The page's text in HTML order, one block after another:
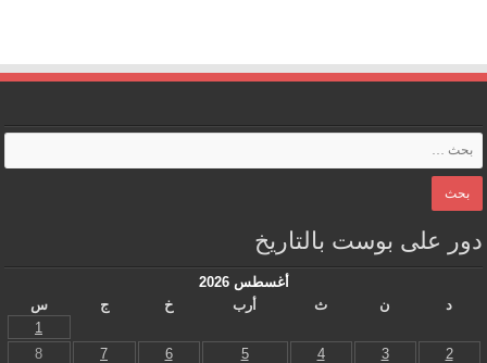
دور على بوست بالتاريخ
أغسطس 2026
د
ن ث أرب خ ج
س
1
2
3
4
5
6
7
8